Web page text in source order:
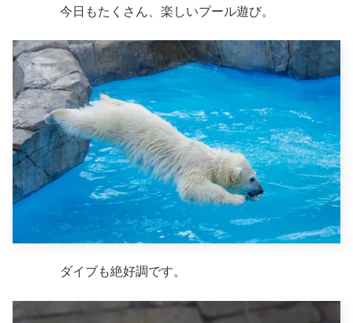
今日もたくさん、楽しいプール遊び。
ダイブも絶好調です。